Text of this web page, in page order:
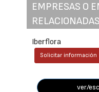
EMPRESAS O
RELACIONADAS
Iberflora
Solicitar información
ver/